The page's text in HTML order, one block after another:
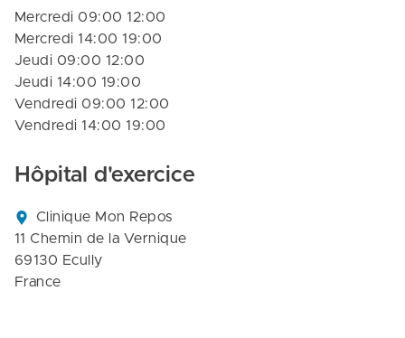
Mercredi 09:00 12:00
Mercredi 14:00 19:00
Jeudi 09:00 12:00
Jeudi 14:00 19:00
Vendredi 09:00 12:00
Vendredi 14:00 19:00
Hôpital d'exercice
Clinique Mon Repos
11 Chemin de la Vernique
69130 Ecully
France